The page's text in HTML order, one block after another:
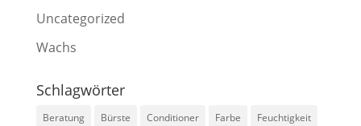
Uncategorized
Wachs
Schlagwörter
Beratung Bürste Conditioner Farbe Feuchtigkeit